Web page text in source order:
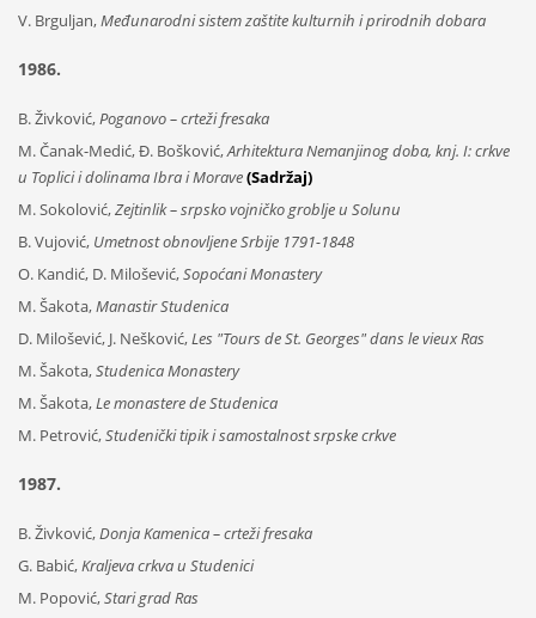
V. Brguljan,Međunarodni sistem zaštite kulturnih i prirodnih dobara
1986.
B. Živković,Poganovo – crteži fresaka
M. Čanak-Medić, Đ. Bošković,Arhitektura Nemanjinog doba, knj. I: crkve
u Toplici i dolinama Ibra i Morave(Sadržaj)
M. Sokolović,Zejtinlik – srpsko vojničko groblje u Solunu
B. Vujović, Umetnost obnovljene Srbije 1791-1848
O. Kandić, D. Milošević,Sopoćani Monastery
M. Šakota,Manastir Studenica
D. Milošević, J. Nešković,Les "Tours de St. Georges" dans le vieux Ras
M. Šakota,Studenica Monastery
M. Šakota,Le monastere de Studenica
M. Petrović,Studenički tipik i samostalnost srpske crkve
1987.
B. Živković,Donja Kamenica – crteži fresaka
G. Babić,Kraljeva crkva u Studenici
M. Popović,Stari grad Ras